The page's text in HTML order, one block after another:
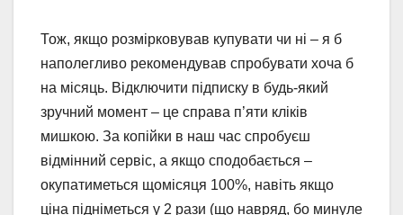
Тож, якщо розмірковував купувати чи ні – я б
наполегливо рекомендував спробувати хоча б
на місяць. Відключити підписку в будь-який
зручний момент – це справа п’яти кліків
мишкою. За копійки в наш час спробуєш
відмінний сервіс, а якщо сподобається –
окупатиметься щомісяця 100%, навіть якщо
ціна підніметься у 2 рази (що навряд, бо минуле